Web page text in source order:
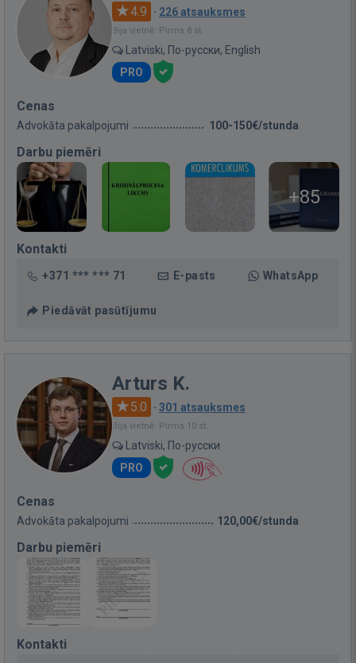
4.9 · 226 atsauksmes
Bija vietnē: Pirms 8 st.
Latviski, По-русски, English
PRO
Cenas
Advokāta pakalpojumi 100-150€/stunda
Darbu piemēri
+85
Kontakti
+371 *** *** 71 E-pasts WhatsApp
Piedāvāt pasūtījumu
Arturs K.
5.0 · 301 atsauksmes
Bija vietnē: Pirms 10 st.
Latviski, По-русски
PRO
Cenas
Advokāta pakalpojumi 120,00€/stunda
Darbu piemēri
Kontakti